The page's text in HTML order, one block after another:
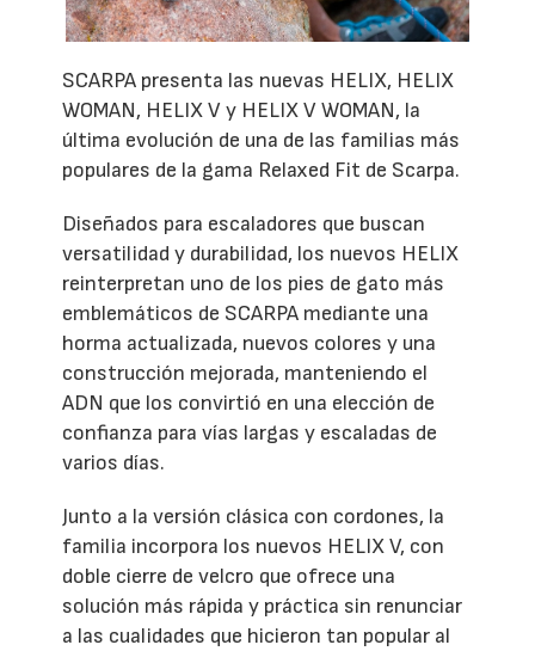
SCARPA presenta las nuevas HELIX, HELIX
WOMAN, HELIX V y HELIX V WOMAN, la
última evolución de una de las familias más
populares de la gama Relaxed Fit de Scarpa.
Diseñados para escaladores que buscan
versatilidad y durabilidad, los nuevos HELIX
reinterpretan uno de los pies de gato más
emblemáticos de SCARPA mediante una
horma actualizada, nuevos colores y una
construcción mejorada, manteniendo el
ADN que los convirtió en una elección de
confianza para vías largas y escaladas de
varios días.
Junto a la versión clásica con cordones, la
familia incorpora los nuevos HELIX V, con
doble cierre de velcro que ofrece una
solución más rápida y práctica sin renunciar
a las cualidades que hicieron tan popular al